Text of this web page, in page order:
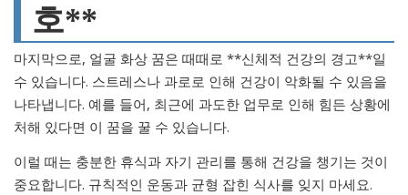
호**
마지막으로, 얼굴 화상 꿈은 때때로 **신체적 건강의 경고**일
수 있습니다. 스트레스나 과로로 인해 건강이 악화될 수 있음을
나타냅니다. 예를 들어, 최근에 과도한 업무로 인해 힘든 상황에
처해 있다면 이 꿈을 꿀 수 있습니다.
이럴 때는 충분한 휴식과 자기 관리를 통해 건강을 챙기는 것이
중요합니다. 규칙적인 운동과 균형 잡힌 식사를 잊지 마세요.